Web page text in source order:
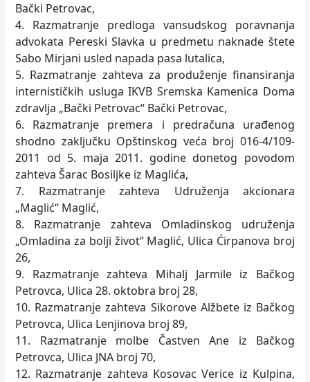
Bački Petrovac,
4. Razmatranje predloga vansudskog poravnanja
advokata Pereski Slavka u predmetu naknade štete
Sabo Mirjani usled napada pasa lutalica,
5. Razmatranje zahteva za produženje finansiranja
internističkih usluga IKVB Sremska Kamenica Doma
zdravlja „Bački Petrovac“ Bački Petrovac,
6. Razmatranje premera i predračuna urađenog
shodno zaključku Opštinskog veća broj 016-4/109-
2011 od 5. maja 2011. godine donetog povodom
zahteva Šarac Bosiljke iz Maglića,
7. Razmatranje zahteva Udruženja akcionara
„Maglić“ Maglić,
8. Razmatranje zahteva Omladinskog udruženja
„Omladina za bolji život“ Maglić, Ulica Ćirpanova broj
26,
9. Razmatranje zahteva Mihalj Jarmile iz Bačkog
Petrovca, Ulica 28. oktobra broj 28,
10. Razmatranje zahteva Sikorove Alžbete iz Bačkog
Petrovca, Ulica Lenjinova broj 89,
11. Razmatranje molbe Častven Ane iz Bačkog
Petrovca, Ulica JNA broj 70,
12. Razmatranje zahteva Kosovac Verice iz Kulpina,